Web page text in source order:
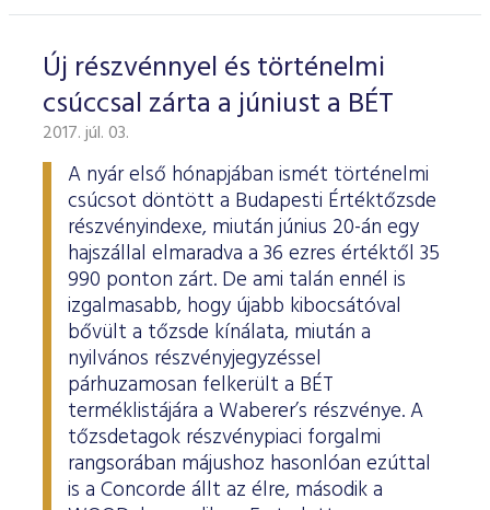
Új részvénnyel és történelmi
csúccsal zárta a júniust a BÉT
2017. júl. 03.
A nyár első hónapjában ismét történelmi
csúcsot döntött a Budapesti Értéktőzsde
részvényindexe, miután június 20-án egy
hajszállal elmaradva a 36 ezres értéktől 35
990 ponton zárt. De ami talán ennél is
izgalmasabb, hogy újabb kibocsátóval
bővült a tőzsde kínálata, miután a
nyilvános részvényjegyzéssel
párhuzamosan felkerült a BÉT
terméklistájára a Waberer’s részvénye. A
tőzsdetagok részvénypiaci forgalmi
rangsorában májushoz hasonlóan ezúttal
is a Concorde állt az élre, második a